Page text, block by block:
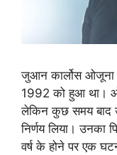
जुआन कार्लोस ओजूना
1992 को हुआ था।
लेकिन कुछ समय बाद
निर्णय लिया। उनका
वर्ष के होने पर एक